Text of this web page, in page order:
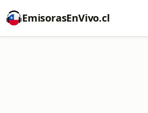
EmisorasEnVivo.cl